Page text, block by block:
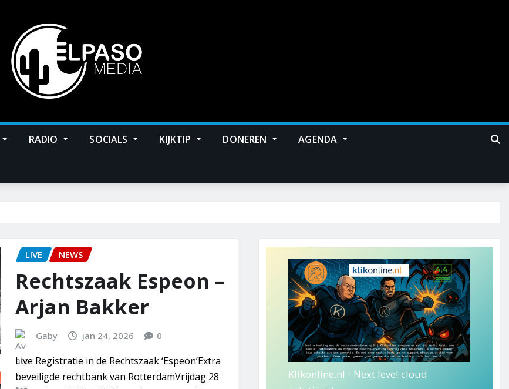
RADIO SOCIALS KIJKTIP DONEREN AGENDA
LIVE NEWS
Rechtszaak Espeon –
Arjan Bakker
Gaby jan 24, 2026 0
Live Registratie in de Rechtszaak ‘Espeon’Extra
beveiligde rechtbank van RotterdamVrijdag 28
Klikonline.nl - Next level cloud